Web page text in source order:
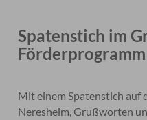
Spatenstich im
Mit einem Spatenstich auf
Neresheim, Grußworten